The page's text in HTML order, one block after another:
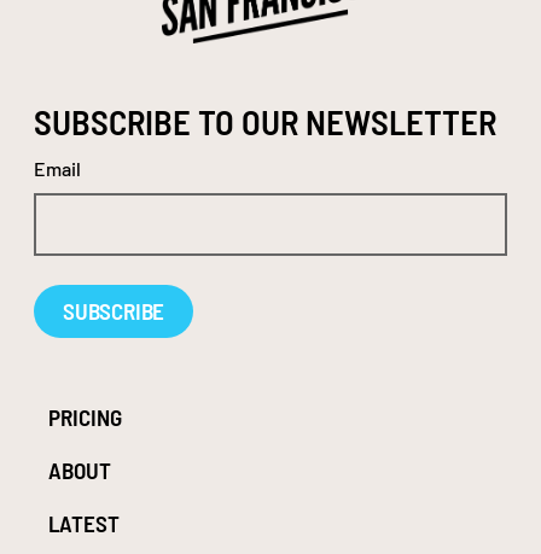
SUBSCRIBE TO OUR NEWSLETTER
Email
PRICING
ABOUT
LATEST